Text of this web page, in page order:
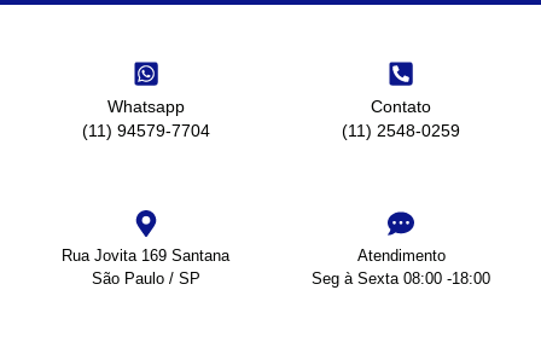
Whatsapp
(11) 94579-7704
Contato
(11) 2548-0259
Rua Jovita 169 Santana
São Paulo / SP
Atendimento
Seg à Sexta 08:00 -18:00